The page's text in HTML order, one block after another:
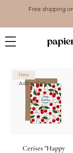
Free shipping
Add to Cart
New
Cerises "Happy